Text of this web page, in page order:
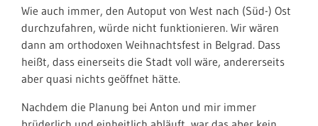
Wie auch immer, den Autoput von West nach (Süd-) Ost
durchzufahren, würde nicht funktionieren. Wir wären
dann am orthodoxen Weihnachtsfest in Belgrad. Dass
heißt, dass einerseits die Stadt voll wäre, andererseits
aber quasi nichts geöffnet hätte.
Nachdem die Planung bei Anton und mir immer